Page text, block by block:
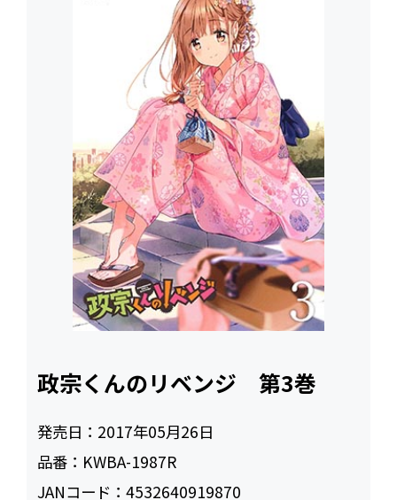
政宗くんのリベンジ 第3巻
発売日： 2017年05月26日
品番： KWBA-1987R
JANコード：4532640919870